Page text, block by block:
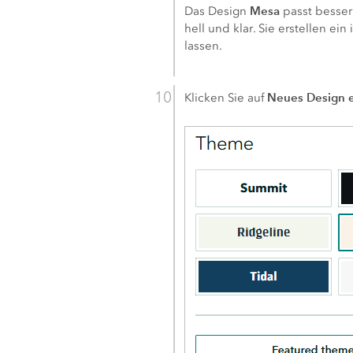
Das Design Mesapasst
hell und klar. Sie erstellen
lassen.
Klicken Sie auf Neues Design